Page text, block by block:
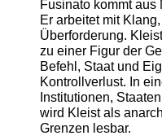
Fusinato kommt
Er arbeitet mit
Überforderung.
zu einer Figur der
Befehl, Staat und
Kontrollverlust. In
Institutionen,
wird Kleist als
Grenzen lesbar.